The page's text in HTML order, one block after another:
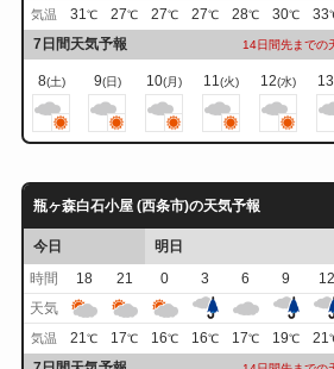
気温 31℃ 27℃ 27℃ 27℃ 28℃ 30℃ 33
7日間天気予報 14日間先までの
8(土) 9(日) 10(月) 11(火) 12(水) 13
瓶ヶ森白石小屋 (西条市)の天気予報
今日
明日
時間
18 21 0 3 6 9 12
天気
気温 21℃ 17℃ 16℃ 16℃ 17℃ 19℃ 21